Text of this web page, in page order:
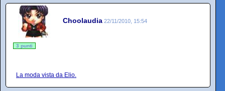
Choolaudia 22/11/2010, 15:54
3 punti
La moda vista da Elio.